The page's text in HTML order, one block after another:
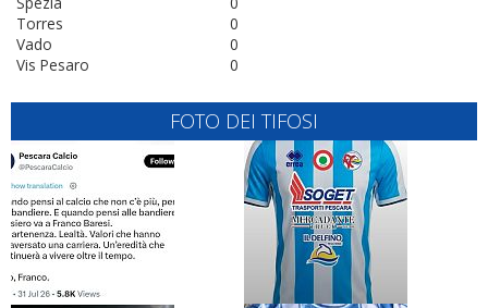
0
Torres
0
Vado
0
Vis Pesaro
FOTO DEI TIFOSI